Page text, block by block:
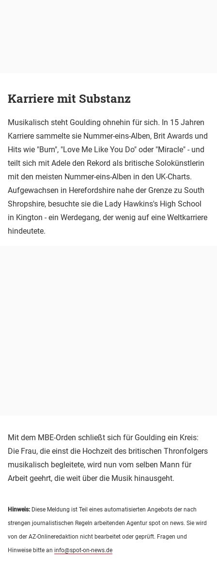
Karriere mit Substanz
Musikalisch steht Goulding ohnehin für sich. In 15 Jahren
Karriere sammelte sie Nummer-eins-Alben, Brit Awards und
Hits wie "Burn", "Love Me Like You Do" oder "Miracle" - und
teilt sich mit Adele den Rekord als britische Solokünstlerin
mit den meisten Nummer-eins-Alben in den UK-Charts.
Aufgewachsen in Herefordshire nahe der Grenze zu South
Shropshire, besuchte sie die Lady Hawkins's High School
in Kington - ein Werdegang, der wenig auf eine Weltkarriere
hindeutete.
Mit dem MBE-Orden schließt sich für Goulding ein Kreis:
Die Frau, die einst die Hochzeit des britischen Thronfolgers
musikalisch begleitete, wird nun vom selben Mann für
Arbeit geehrt, die weit über die Musik hinausgeht.
Hinweis: Diese Meldung ist Teil eines automatisierten Angebots der nach
strengen journalistischen Regeln arbeitenden Agentur spot on news. Sie wird
von der AZ-Onlineredaktion nicht bearbeitet oder geprüft. Fragen und
Hinweise bitte an info@spot-on-news.de